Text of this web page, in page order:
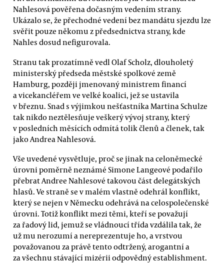
Nahlesová pověřena dočasným vedením strany.
Ukázalo se, že přechodné vedení bez mandátu sjezdu lze
svěřit pouze někomu z předsednictva strany, kde
Nahles dosud nefigurovala.
Stranu tak prozatímně vedl Olaf Scholz, dlouholetý
ministerský předseda městské spolkové země
Hamburg, později jmenovaný ministrem financí
a vicekancléřem ve velké koalici, jež se ustavila
v březnu. Snad s výjimkou nešťastníka Martina Schulze
tak nikdo neztělesňuje veškerý vývoj strany, který
v posledních měsících odmítá tolik členů a členek, tak
jako Andrea Nahlesová.
Vše uvedené vysvětluje, proč se jinak na celoněmecké
úrovni poměrně neznámé Simone Langeové podařilo
přebrat Andree Nahlesové takovou část delegátských
hlasů. Ve straně se v malém vlastně odehrál konflikt,
který se nejen v Německu odehrává na celospolečenské
úrovni. Totiž konflikt mezi těmi, kteří se považují
za řadový lid, jemuž se vládnoucí třída vzdálila tak, že
už mu nerozumí a nereprezentuje ho, a vrstvou
považovanou za právě tento odtržený, arogantní a
za všechnu stávající mizérii odpovědný establishment.